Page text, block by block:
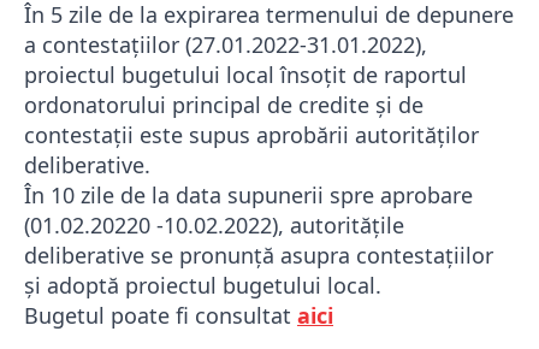
În 5 zile de la expirarea termenului de depunere
a contestațiilor (27.01.2022-31.01.2022),
proiectul bugetului local însoțit de raportul
ordonatorului principal de credite și de
contestații este supus aprobării autorităților
deliberative.
În 10 zile de la data supunerii spre aprobare
(01.02.20220 -10.02.2022), autoritățile
deliberative se pronunță asupra contestațiilor
și adoptă proiectul bugetului local.
Bugetul poate fi consultat aici